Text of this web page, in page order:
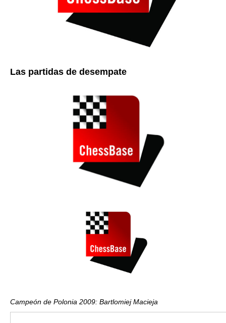
Las partidas de desempate
Campeón de Polonia 2009: Bartlomiej Macieja